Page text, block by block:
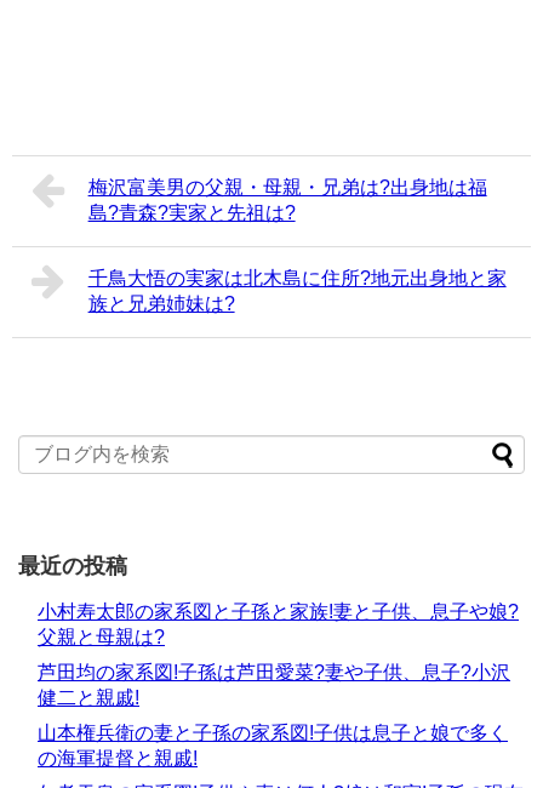
梅沢富美男の父親・母親・兄弟は?出身地は福
島?青森?実家と先祖は?
千鳥大悟の実家は北木島に住所?地元出身地と家
族と兄弟姉妹は?
最近の投稿
小村寿太郎の家系図と子孫と家族!妻と子供、息子や娘?
父親と母親は?
芦田均の家系図!子孫は芦田愛菜?妻や子供、息子?小沢
健二と親戚!
山本権兵衛の妻と子孫の家系図!子供は息子と娘で多く
の海軍提督と親戚!